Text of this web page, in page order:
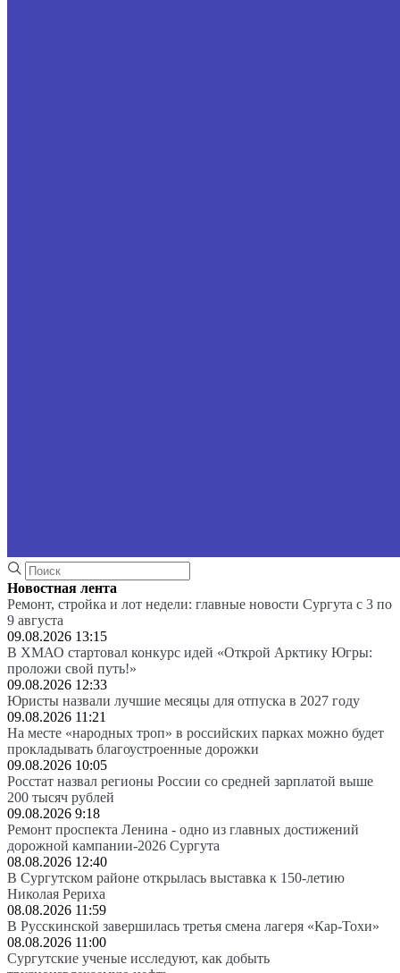
Новостная лента
Ремонт, стройка и лот недели: главные новости Сургута с 3 по
9 августа
09.08.2026 13:15
В ХМАО стартовал конкурс идей «Открой Арктику Югры:
проложи свой путь!»
09.08.2026 12:33
Юристы назвали лучшие месяцы для отпуска в 2027 году
09.08.2026 11:21
На месте «народных троп» в российских парках можно будет
прокладывать благоустроенные дорожки
09.08.2026 10:05
Росстат назвал регионы России со средней зарплатой выше
200 тысяч рублей
09.08.2026 9:18
Ремонт проспекта Ленина - одно из главных достижений
дорожной кампании-2026 Сургута
08.08.2026 12:40
В Сургутском районе открылась выставка к 150-летию
Николая Рериха
08.08.2026 11:59
В Русскинской завершилась третья смена лагеря «Кар-Тохи»
08.08.2026 11:00
Сургутские ученые исследуют, как добыть